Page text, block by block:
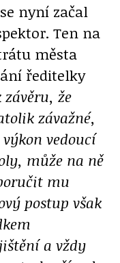
nyní začal
Ten na
města
ředitelky
závěru, že
závažné,
vedoucí
může na ně
mu
postup však
a vždy